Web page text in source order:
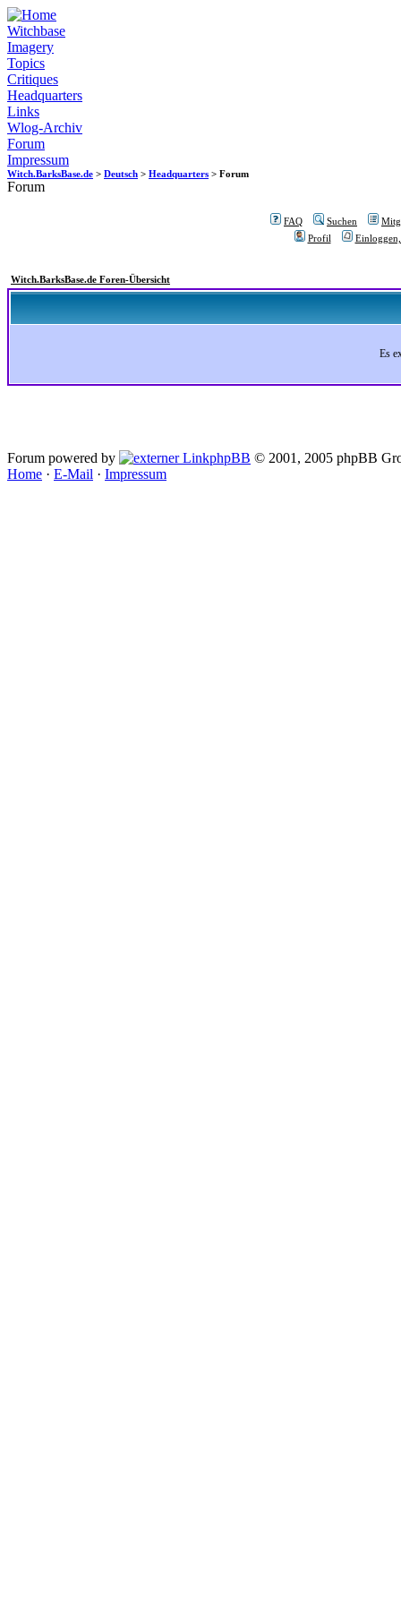
Witchbase
Imagery
Topics
Critiques
Headquarters
Links
Wlog-Archiv
Forum
Impressum
Witch.BarksBase.de > Deutsch > Headquarters > Forum
Forum
FAQ Suchen
Profil
Witch.BarksBase.de Foren-Übersicht
Es
Forum powered by phpBB © 2001, 2005 phpBB
Home · E-Mail · Impressum